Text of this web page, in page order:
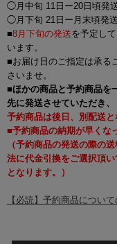
◯月中旬 11日ー20日頃発
◯月下旬 21日ー月末頃発
■8月下旬の発送を予定し
います。
■お届け日のご指定は承る
さいませ。
■ほかの商品と予約商品を
先に発送させていただき、
予約商品は後日、別配送と
■予約商品の納期が早くな
（予約商品の発送の際の
法に代金引換をご選択頂
となります。）
【必読】予約商品につい